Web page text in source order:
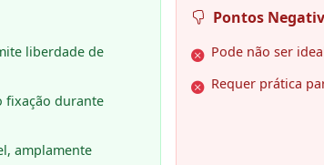
liberdade de
fixação durante
amplamente
Pontos
Pode não ser
Requer prática